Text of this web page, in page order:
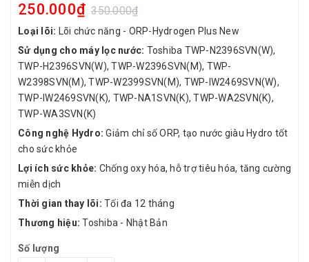
250.000₫ 350.000₫
Loại lõi: Lõi chức năng - ORP-Hydrogen Plus New
Sử dụng cho máy lọc nước: Toshiba TWP-N2396SVN(W),
TWP-H2396SVN(W), TWP-W2396SVN(M), TWP-
W2398SVN(M), TWP-W2399SVN(M), TWP-IW2469SVN(W),
TWP-IW2469SVN(K), TWP-NA1SVN(K), TWP-WA2SVN(K),
TWP-WA3SVN(K)
Công nghệ Hydro: Giảm chỉ số ORP, tạo nước giàu Hydro tốt
cho sức khỏe
Lợi ích sức khỏe: Chống oxy hóa, hỗ trợ tiêu hóa, tăng cường
miễn dịch
Thời gian thay lõi: Tối đa 12 tháng
Thương hiệu: Toshiba - Nhật Bản
Số lượng